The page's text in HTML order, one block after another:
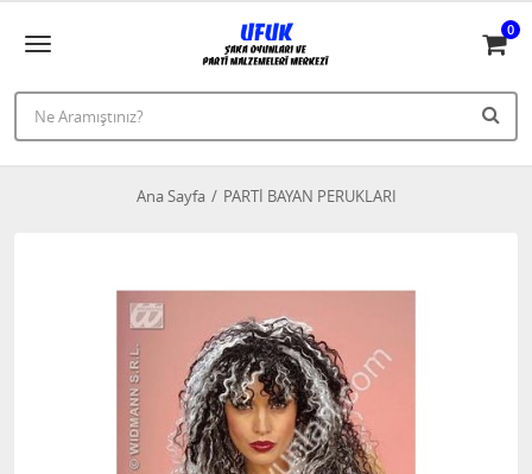
0
Ana Sayfa PARTİ BAYAN PERUKLARI